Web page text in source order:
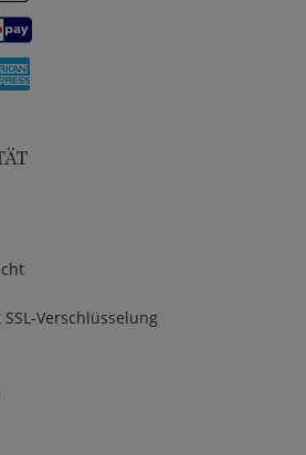
Verschlüsselung